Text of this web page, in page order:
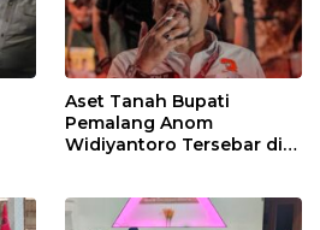
Aset Tanah Bupati
Pemalang Anom
Widiyantoro Tersebar di